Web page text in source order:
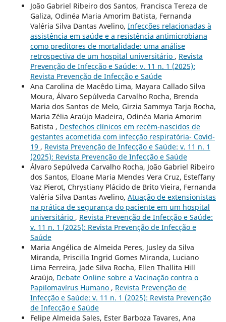
João Gabriel Ribeiro dos Santos, Francisca Tereza de
Galiza, Odinéa Maria Amorim Batista, Fernanda
Valéria Silva Dantas Avelino, Infecções relacionadas à
assistência em saúde e a resistência antimicrobiana
como preditores de mortalidade: uma análise
retrospectiva de um hospital universitário , Revista
Prevenção de Infecção e Saúde: v. 11 n. 1 (2025):
Revista Prevenção de Infecção e Saúde
Ana Carolina de Macêdo Lima, Mayara Callado Silva
Moura, Álvaro Sepúlveda Carvalho Rocha, Brenda
Maria dos Santos de Melo, Girzia Sammya Tarja Rocha,
Maria Zélia Araújo Madeira, Odinéa Maria Amorim
Batista , Desfechos clínicos em recém-nascidos de
gestantes acometida com infecção respiratória- Covid-
19 , Revista Prevenção de Infecção e Saúde: v. 11 n. 1
(2025): Revista Prevenção de Infecção e Saúde
Álvaro Sepúlveda Carvalho Rocha, João Gabriel Ribeiro
dos Santos, Eloane Maria Mendes Vera Cruz, Esteffany
Vaz Pierot, Chrystiany Plácido de Brito Vieira, Fernanda
Valéria Silva Dantas Avelino, Atuação de extensionistas
na prática de segurança do paciente em um hospital
universitário , Revista Prevenção de Infecção e Saúde:
v. 11 n. 1 (2025): Revista Prevenção de Infecção e
Saúde
Maria Angélica de Almeida Peres, Jusley da Silva
Miranda, Priscilla Ingrid Gomes Miranda, Luciano
Lima Ferreira, Jade Silva Rocha, Ellen Thallita Hill
Araújo, Debate Online sobre a Vacinação contra o
Papilomavírus Humano , Revista Prevenção de
Infecção e Saúde: v. 11 n. 1 (2025): Revista Prevenção
de Infecção e Saúde
Felipe Almeida Sales, Ester Barboza Tavares, Ana